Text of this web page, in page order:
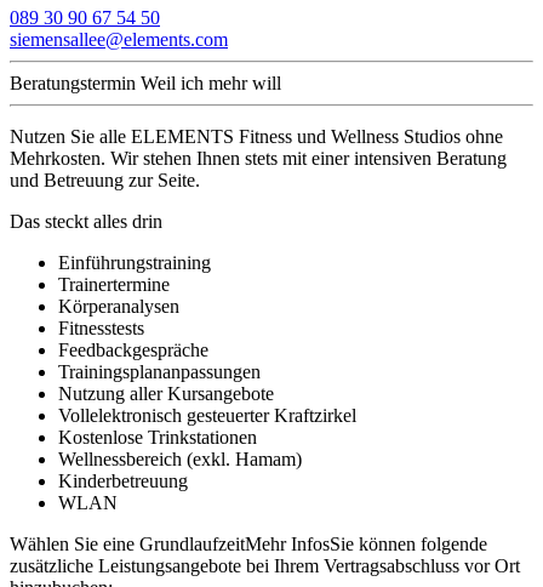
089 30 90 67 54 50
siemensallee@elements.com
Beratungstermin Weil ich mehr will
Nutzen Sie alle ELEMENTS Fitness und Wellness Studios ohne
Mehrkosten. Wir stehen Ihnen stets mit einer intensiven Beratung
und Betreuung zur Seite.
Das steckt alles drin
Einführungstraining
Trainertermine
Körperanalysen
Fitnesstests
Feedbackgespräche
Trainingsplananpassungen
Nutzung aller Kursangebote
Vollelektronisch gesteuerter Kraftzirkel
Kostenlose Trinkstationen
Wellnessbereich (exkl. Hamam)
Kinderbetreuung
WLAN
Wählen Sie eine GrundlaufzeitMehr InfosSie können folgende
zusätzliche Leistungsangebote bei Ihrem Vertragsabschluss vor Ort